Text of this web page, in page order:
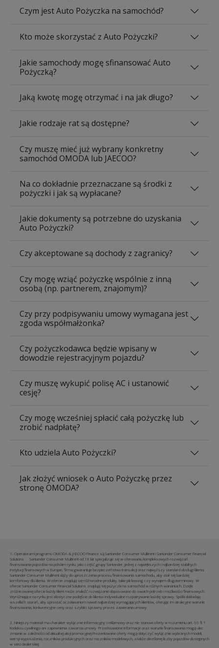
Czym jest Auto Pożyczka na samochód?
Kto może skorzystać z Auto Pożyczki?
Jakie samochody mogę sfinansować Auto
Pożyczką?
Jaką kwotę mogę otrzymać i na jak długo?
Jakie rodzaje rat są dostępne?
Czy muszę mieć już wybrany konkretny
samochód OMODA lub JAECOO?
Na co dokładnie przeznaczane są środki z
pożyczki i jak są wypłacane?
Jakie dokumenty są potrzebne do uzyskania
Auto Pożyczki?
Czy akceptowane są dochody z zagranicy?
Czy mogę wziąć pożyczkę wspólnie z inną
osobą (np. partnerem, znajomym)?
Czy przy podpisywaniu umowy wymagana jest
zgoda współmałżonka?
Czy pożyczkodawca będzie wpisany w
dowodzie rejestracyjnym pojazdu?
Czy muszę wykupić polisę AC i ustanowić
cesję?
Czy mogę wcześniej spłacić całą pożyczkę lub
zrobić nadpłatę?
Kto udziela Auto Pożyczki?
Jak złożyć wniosek o Auto Pożyczkę przez
stronę OMODA?
1. Operatorami programu OMODA & JAECOO Finance są Santander Consumer Multirent i Santander Consumer Financial
Solutions Santander Consumer Multirent od 18 lat specjalizuje się w oferowaniu kompleksowych rozwiązań
finansowania pojazdów na polskim rynku. Jako część grupy Santander, jednej z największych i najbardziej stabilnych
instytucji finansowych w Europie, firma gwarantuje bezpieczeństwo transakcji oraz najwyższy standard obsługi klienta.
Santander Consumer Multirent dąży do uproszczenia procesu finansowania samochodu, aby stał się bardziej
komfortowy dla klienta. W ofercie znajdują się różnorodne produkty, takie jak leasing czy wynajem długoterminowy. W
ofercie Santander Consumer Financial Solutions znajdują się pożyczki na samochód w różnych wariantach. Dzięki
zróżnicowanej ofercie każdy klient może znaleźć rozwiązanie dopasowane do swoich potrzeb i możliwości finansowych.
Wyróżniające na rynku jest elastyczne podejście do klienta i indywidualne rozpatrywanie każdej sprawy. Spółki dokładają
wszelkich starań, aby sprostać oczekiwaniom nawet najbardziej wymagających klientów, oferując im atrakcyjne warunki
finansowania, konkurencyjne ceny oraz szybki i sprawny proces zawierania umowy.
2. Niniejszy materiał ma charakter wyłącznie informacyjny i reklamowy oraz nie stanowi oferty w rozumieniu art. 66 § 1
Kodeksu cywilnego ani zapewnienia zawarcia umowy. Przedstawione informacje oraz warunki finansowania mogą ulec
zmianie w zależności od aktualnej akcji promocyjnej.Prezentowane oferty mogą dotyczyć wyłącznie wybranych modeli,
wersji wyposażenia, roczników produkcyjnych oraz roczników modelowych, a także określonej liczby pojazdów dostępnych
w sieci dealerskiej.